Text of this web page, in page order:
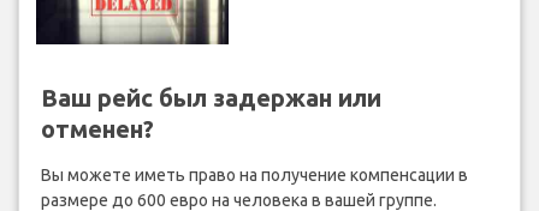
Ваш рейс был задержан или
отменен?
Вы можете иметь право на получение компенсации в
размере до 600 евро на человека в вашей группе.